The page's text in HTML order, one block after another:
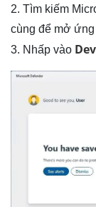
2. Tìm kiếm
cùng để mở ứng
3. Nhấp vào